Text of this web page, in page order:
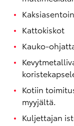
Kattokiskot
Kauko-
Kotiin
myyjältä.
Kuljettajan